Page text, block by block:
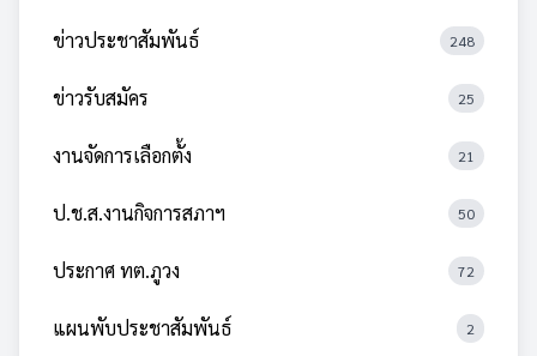
ข่าวประชาสัมพันธ์ 248
ข่าวรับสมัคร 25
งานจัดการเลือกตั้ง 21
ป.ช.ส.งานกิจการสภาฯ 50
ประกาศ ทต.ภูวง 72
แผนพับประชาสัมพันธ์ 2